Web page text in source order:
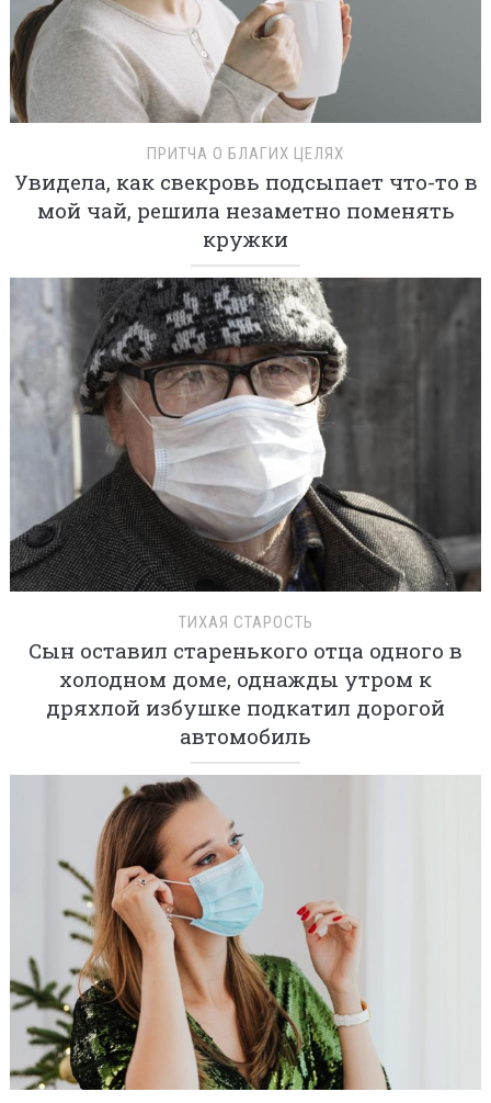
ПРИТЧА О БЛАГИХ ЦЕЛЯХ
Увидела, как свекровь подсыпает что-то в
мой чай, решила незаметно поменять
кружки
ТИХАЯ СТАРОСТЬ
Сын оставил старенького отца одного в
холодном доме, однажды утром к
дряхлой избушке подкатил дорогой
автомобиль